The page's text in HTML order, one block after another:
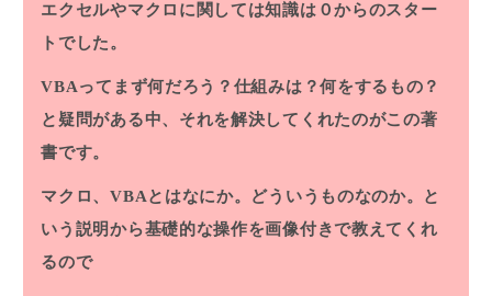
エクセルやマクロに関しては知識は０からのスター
トでした。
VBAってまず何だろう？仕組みは？何をするもの？
と疑問がある中、それを解決してくれたのがこの著
書です。
マクロ、VBAとはなにか。どういうものなのか。と
いう説明から基礎的な操作を画像付きで教えてくれ
るので